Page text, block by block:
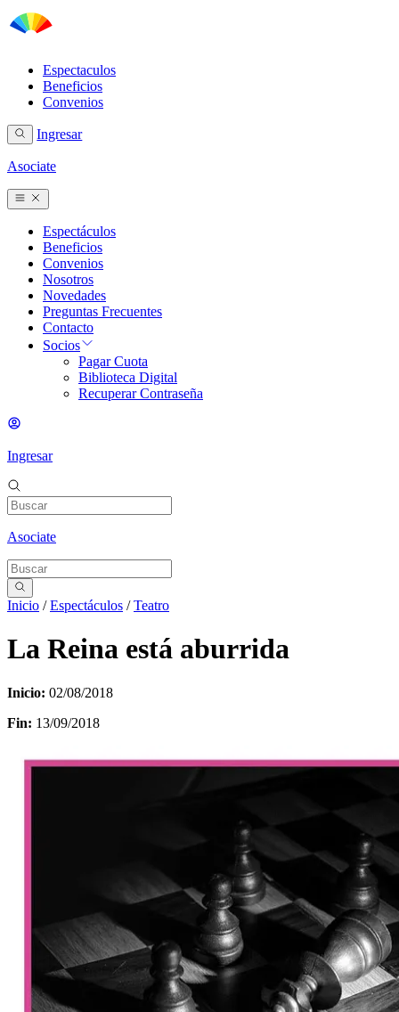
Espectaculos
Beneficios
Convenios
Ingresar
Asociate
Espectáculos
Beneficios
Convenios
Nosotros
Novedades
Preguntas Frecuentes
Contacto
Socios
Pagar Cuota
Biblioteca Digital
Recuperar Contraseña
Ingresar
Asociate
Inicio /Espectáculos /Teatro
La Reina está aburrida
Inicio: 02/08/2018
Fin: 13/09/2018